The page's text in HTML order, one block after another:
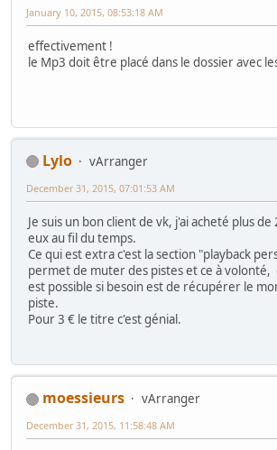
January 10, 2015, 08:53:18 AM
effectivement !
le Mp3 doit être placé dans le dossier avec
Lylo
vArranger
December 31, 2015, 07:01:53 AM
Je suis un bon client de vk, j'ai acheté plus
eux au fil du temps.
Ce qui est extra c'est la section "playback
permet de muter des pistes et ce à volonté,
est possible si besoin est de récupérer le
piste.
Pour 3 € le titre c'est génial.
moessieurs
vArranger
December 31, 2015, 11:58:48 AM